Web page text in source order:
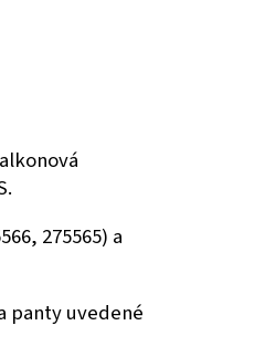
275565) a
panty uvedené